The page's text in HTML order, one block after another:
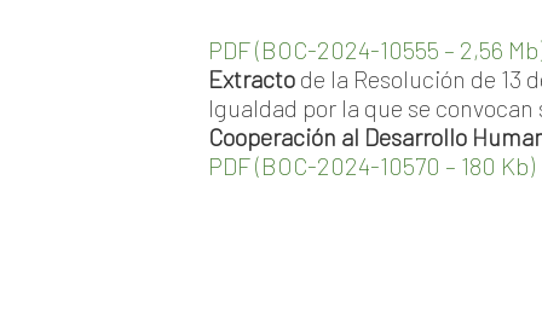
PDF (BOC-2024-10555 – 2,56
Extracto de la Resolución de 13
Igualdad por la que se
Cooperación al Desarrollo
PDF (BOC-2024-10570 – 180 Kb)